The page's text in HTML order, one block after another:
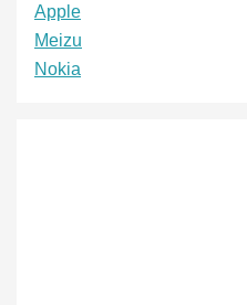
Apple
Meizu
Nokia